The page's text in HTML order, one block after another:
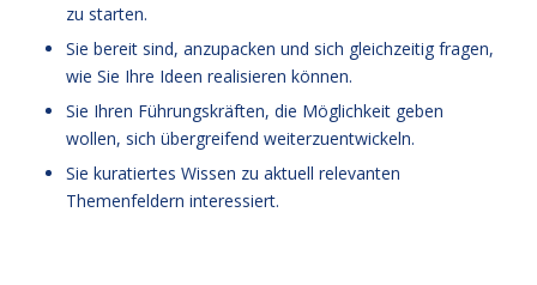
zu starten.
Sie bereit sind, anzupacken und sich gleichzeitig fragen,
wie Sie Ihre Ideen realisieren können.
Sie Ihren Führungskräften, die Möglichkeit geben
wollen, sich übergreifend weiterzuentwickeln.
Sie kuratiertes Wissen zu aktuell relevanten
Themenfeldern interessiert.